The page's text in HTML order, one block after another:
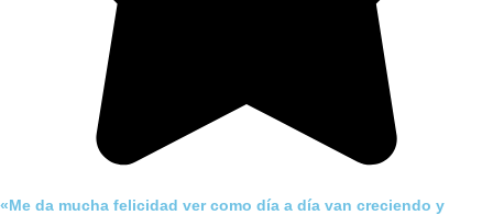
«Me da mucha felicidad ver como día a día van creciendo y